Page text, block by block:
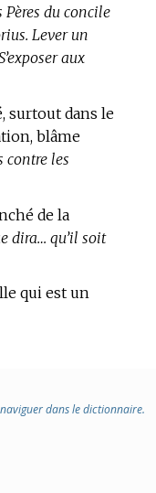
Pères du concile
Lever un
aux
surtout dans le
blâme
contre les
de la
dira… qu’il soit
qui est un
dans le dictionnaire.